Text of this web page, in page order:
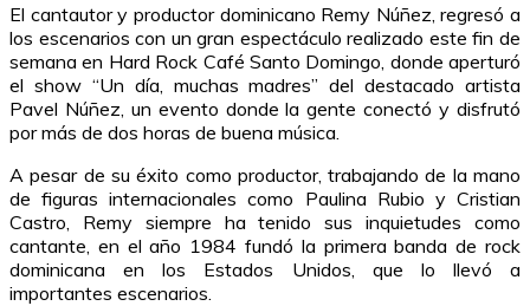
El cantautor y productor dominicano Remy Núñez, regresó a
los escenarios con un gran espectáculo realizado este fin de
semana en Hard Rock Café Santo Domingo, donde aperturó
el show “Un día, muchas madres” del destacado artista
Pavel Núñez, un evento donde la gente conectó y disfrutó
por más de dos horas de buena música.
A pesar de su éxito como productor, trabajando de la mano
de figuras internacionales como Paulina Rubio y Cristian
Castro, Remy siempre ha tenido sus inquietudes como
cantante, en el año 1984 fundó la primera banda de rock
dominicana en los Estados Unidos, que lo llevó a
importantes escenarios.